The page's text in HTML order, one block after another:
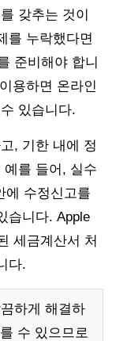
갖추는 것이
를 누락했다면
준비해야 합니
용하면 온라인
있습니다.
, 기한 내에 정
예를 들어, 실수
에 수정신고를
습니다. Apple
세금계산서 처
다.
하게 해결하
수 있으므로